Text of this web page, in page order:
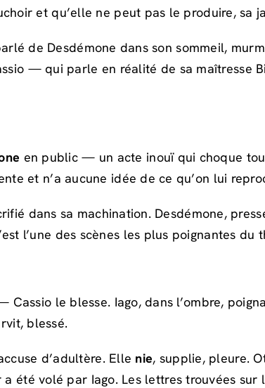
et qu’elle ne peut pas le produire, sa
de Desdémone dans son sommeil,
— qui parle en réalité de sa maîtresse
en public — un acte inouï qui choque
et n’a aucune idée de ce qu’on lui
dans sa machination. Desdémone,
l’une des scènes les plus poignantes du
le blesse. Iago, dans l’ombre,
blessé.
d’adultère. Elle nie, supplie, pleure.
été volé par Iago. Les lettres trouvées